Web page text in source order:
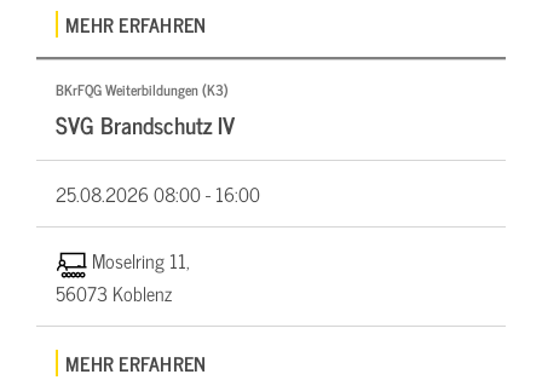
MEHR ERFAHREN
BKrFQG Weiterbildungen (K3)
SVG Brandschutz IV
25.08.202608:00 - 16:00
Moselring 11,
56073 Koblenz
MEHR ERFAHREN